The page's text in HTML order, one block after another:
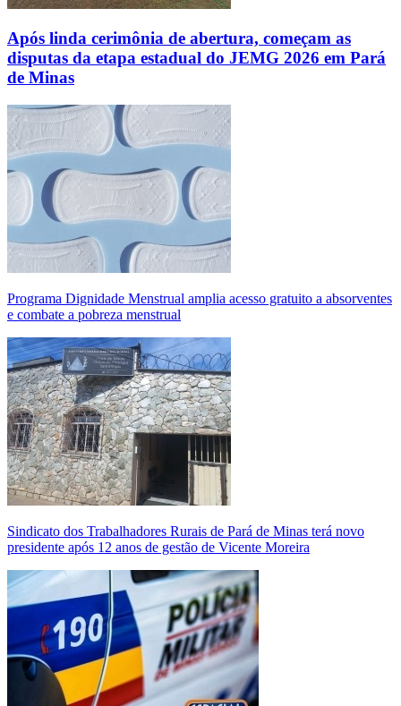
Após linda cerimônia de abertura, começam as
disputas da etapa estadual do JEMG 2026 em Pará
de Minas
Programa Dignidade Menstrual amplia acesso gratuito a absorventes
e combate a pobreza menstrual
Sindicato dos Trabalhadores Rurais de Pará de Minas terá novo
presidente após 12 anos de gestão de Vicente Moreira